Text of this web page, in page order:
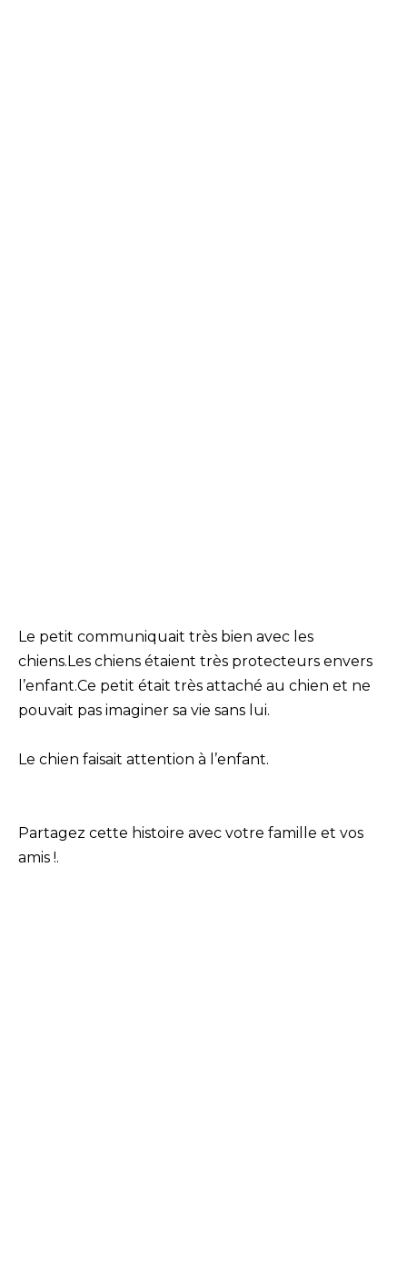
Le petit communiquait très bien avec les
chiens.Les chiens étaient très protecteurs envers
l’enfant.Ce petit était très attaché au chien et ne
pouvait pas imaginer sa vie sans lui.
Le chien faisait attention à l’enfant.
Partagez cette histoire avec votre famille et vos
amis !.